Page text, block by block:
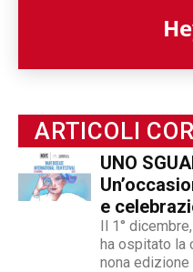
ARTICOLI
UNO
e
Il 1°
ha ospitato la
nona edizione